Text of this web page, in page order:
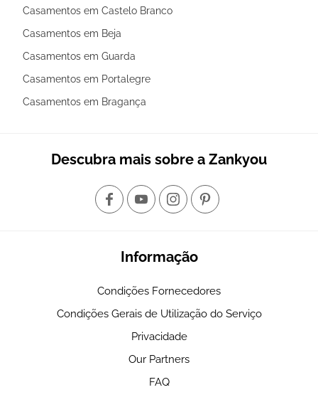
Casamentos em Castelo Branco
Casamentos em Beja
Casamentos em Guarda
Casamentos em Portalegre
Casamentos em Bragança
Descubra mais sobre a Zankyou
Informação
Condições Fornecedores
Condições Gerais de Utilização do Serviço
Privacidade
Our Partners
FAQ